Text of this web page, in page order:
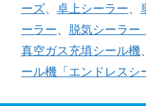
ーズ、 卓上シーラー、
ーラー、 脱気シーラー
真空ガス充填シール機、
ール機「エンドレスシ